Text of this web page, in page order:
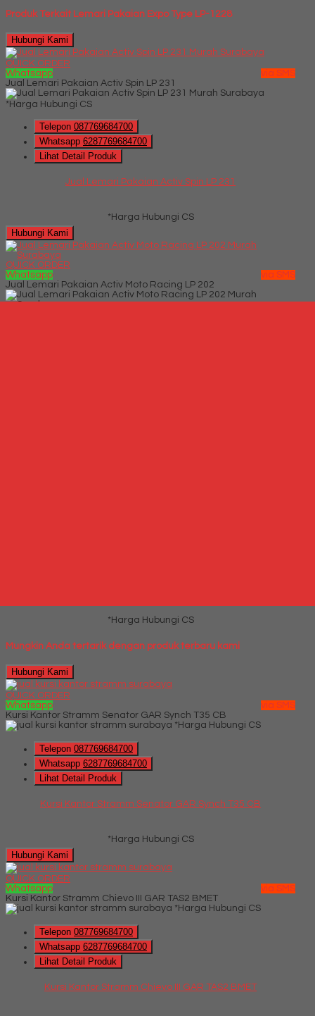
Produk Terkait Lemari Pakaian Expo Type LP-1228
Hubungi Kami
QUICK ORDER
Whatsapp
via SMS
Jual Lemari Pakaian Activ Spin LP 231
*Harga Hubungi CS
Telepon 087769684700
Whatsapp 6287769684700
Lihat Detail Produk
Jual Lemari Pakaian Activ Spin LP 231
*Harga Hubungi CS
Hubungi Kami
QUICK ORDER
Whatsapp
via SMS
Jual Lemari Pakaian Activ Moto Racing LP 202
*Harga Hubungi CS
Mungkin Anda tertarik dengan produk terbaru kami
Hubungi Kami
QUICK ORDER
Whatsapp
via SMS
Kursi Kantor Stramm Senator GAR Synch T35 CB
*Harga Hubungi CS
Telepon 087769684700
Whatsapp 6287769684700
Lihat Detail Produk
Kursi Kantor Stramm Senator GAR Synch T35 CB
*Harga Hubungi CS
Hubungi Kami
QUICK ORDER
Whatsapp
via SMS
Kursi Kantor Stramm Chievo III GAR TAS2 BMET
*Harga Hubungi CS
Telepon 087769684700
Whatsapp 6287769684700
Lihat Detail Produk
Kursi Kantor Stramm Chievo III GAR TAS2 BMET